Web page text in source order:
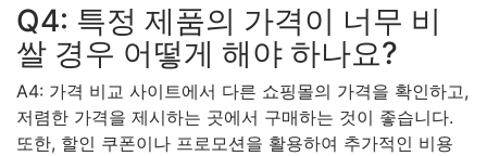
Q4: 특정 제품의 가격이 너무 비
쌀 경우 어떻게 해야 하나요?
A4: 가격 비교 사이트에서 다른 쇼핑몰의 가격을 확인하고,
저렴한 가격을 제시하는 곳에서 구매하는 것이 좋습니다.
또한, 할인 쿠폰이나 프로모션을 활용하여 추가적인 비용